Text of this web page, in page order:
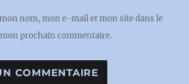
nom, mon e-mail et mon site dans le
prochain commentaire.